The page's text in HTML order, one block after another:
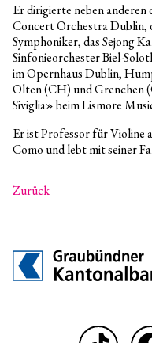
Er dirigierte neben
Concert Orchestra Dublin,
Symphoniker, das Sejong
Sinfonieorchester Biel-
im Opernhaus Dublin,
Olten (CH) und Grenchen
Siviglia» beim Lismore
Er ist Professor für Violine
Como und lebt mit seiner
Zurück